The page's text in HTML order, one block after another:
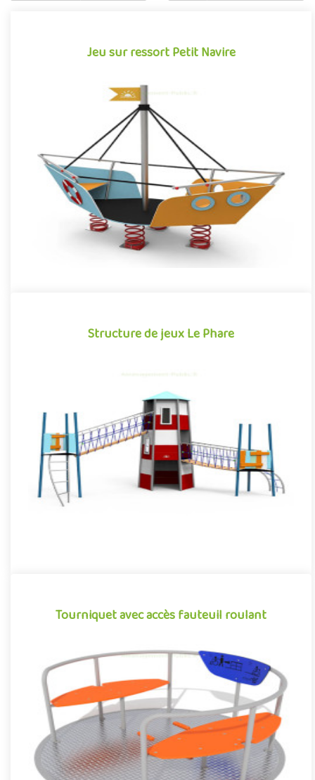
Jeu sur ressort Petit Navire
Jeu sur ressort Petit Navire
Structure de jeu sur ressort, idéal pour compléter les activités
des aires de jeux sur les thèmes de la mer et des océans, le..
Offre partenaire
Structure de jeux Le Phare
Structure de jeux Le Phare
Scrutant l’océan déchaîné sous la tempête, les gardiens du
phare repèrent un navire en détresse en approche des côtes...
«Que..
Offre partenaire
Tourniquet avec accès fauteuil roulant
Tourniquet avec accès fauteuil roulant
Carrousel pour aire de jeux inclusive, ce tourniquet se démarque
par son design universel favorisant l'inclusion des enfants ..
Offre partenaire